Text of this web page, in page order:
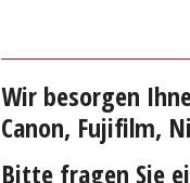
Wir besorgen
Canon, Fujifilm,
Bitte fragen Sie